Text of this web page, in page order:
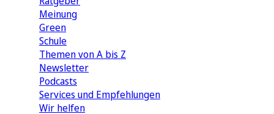
Meinung
Green
Schule
Themen von A bis Z
Newsletter
Podcasts
Services und Empfehlungen
Wir helfen